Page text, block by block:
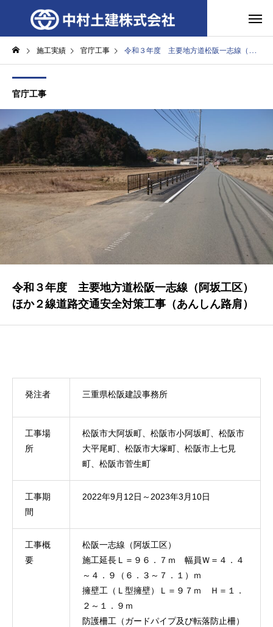
施工実績 官庁工事 令和３年度 主要地方道松阪一志線（阿坂工区）ほか２線道路交通安全対策工事（あんしん路肩）
官庁工事
令和３年度 主要地方道松阪一志線（阿坂工区）
ほか２線道路交通安全対策工事（あんしん路肩）
発注者 三重県松阪建設事務所
工事場
所
松阪市大阿坂町、松阪市小阿坂町、松阪市
大平尾町、松阪市大塚町、松阪市上七見
町、松阪市菅生町
工事期
間
2022年9月12日～2023年3月10日
工事概
要
松阪一志線（阿坂工区）
施工延長Ｌ＝９６．７ｍ 幅員Ｗ＝４．４
～４．９（６．３～７．１）ｍ
擁壁工（Ｌ型擁壁）Ｌ＝９７ｍ Ｈ＝１．
２～１．９ｍ
防護柵工（ガードパイプ及び転落防止柵）